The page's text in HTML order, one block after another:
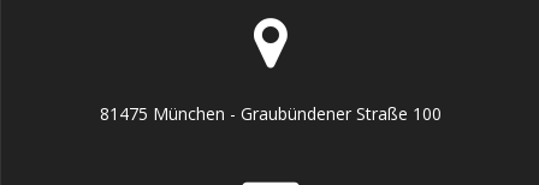
81475 München - Graubündener Straße 100